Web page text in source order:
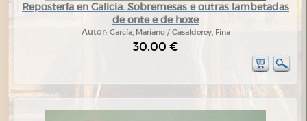
Repostería en Galicia. Sobremesas e outras lambetadas
de onte e de hoxe
Autor: García, Mariano / Casalderey, Fina
30,00 €